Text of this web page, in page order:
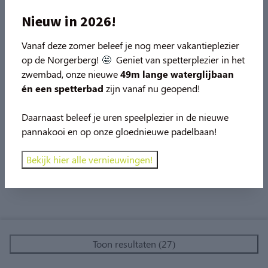
Huisdier vrij (10)
Combi oven (17)
Magnetron (4)
Vaatwasser (15)
Badkamer
Ligbad (4)
Massagedouche (4)
Kamperen
Privé sanitair met buitenkeuken (1)
Kinderstoel (7)
Toon resultaten (27)
Nieuw in 2026!
Vanaf deze zomer beleef je nog meer vakantieplezier
op de Norgerberg! 🤩 Geniet van spetterplezier in het
zwembad, onze nieuwe49m langewaterglijbaan
én een spetterbad zijn vanaf nu geopend!
Daarnaast beleef je uren speelplezier in de nieuwe
pannakooi en op onze gloednieuwe padelbaan!
Bekijk hier alle vernieuwingen!